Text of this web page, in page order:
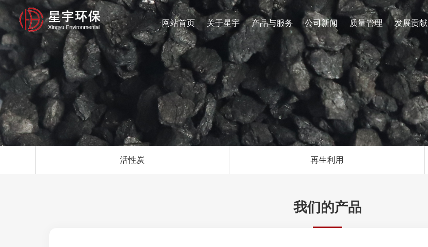
网站首页 关于星宇 产品与服务 公司新闻 质量管理 发展贡献
活性炭
污染治理
企业介绍
发展历程
专利证书
生产设施
品质管理
循环再生
招聘岗位
活性炭 再生利用
我们的产品